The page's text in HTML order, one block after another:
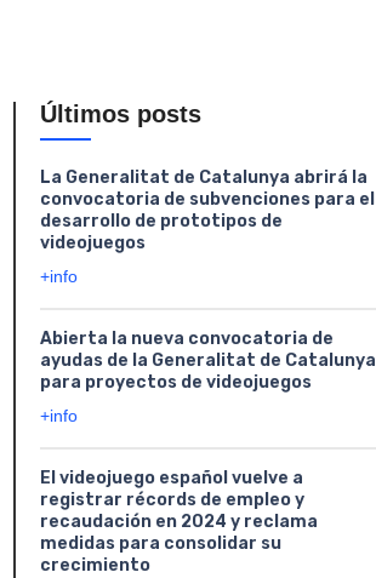
Últimos posts
La Generalitat de Catalunya abrirá la
convocatoria de subvenciones para el
desarrollo de prototipos de
videojuegos
+info
Abierta la nueva convocatoria de
ayudas de la Generalitat de Catalunya
para proyectos de videojuegos
+info
El videojuego español vuelve a
registrar récords de empleo y
recaudación en 2024 y reclama
medidas para consolidar su
crecimiento